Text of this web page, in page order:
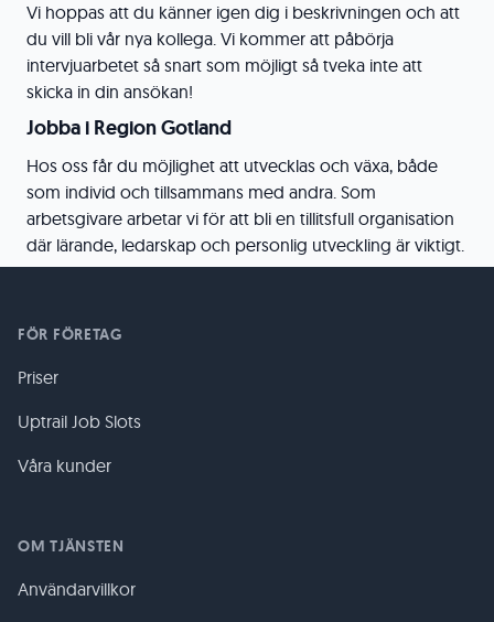
Vi hoppas att du känner igen dig i beskrivningen och att
du vill bli vår nya kollega. Vi kommer att påbörja
intervjuarbetet så snart som möjligt så tveka inte att
skicka in din ansökan!
Jobba i Region Gotland
Hos oss får du möjlighet att utvecklas och växa, både
som individ och tillsammans med andra. Som
arbetsgivare arbetar vi för att bli en tillitsfull organisation
där lärande, ledarskap och personlig utveckling är viktigt.
FÖR FÖRETAG
Priser
Uptrail Job Slots
Våra kunder
OM TJÄNSTEN
Användarvillkor